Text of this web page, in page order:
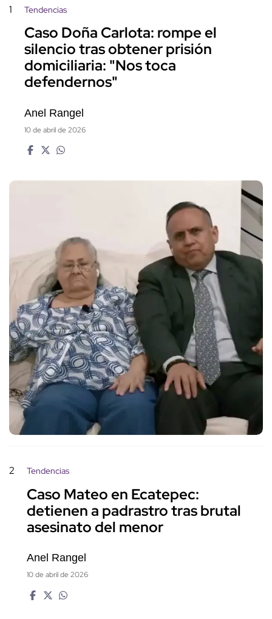
1 Tendencias
Caso Doña Carlota: rompe el
silencio tras obtener prisión
domiciliaria: "Nos toca
defendernos"
Anel Rangel
10 de abril de 2026
2 Tendencias
Caso Mateo en Ecatepec:
detienen a padrastro tras brutal
asesinato del menor
Anel Rangel
10 de abril de 2026